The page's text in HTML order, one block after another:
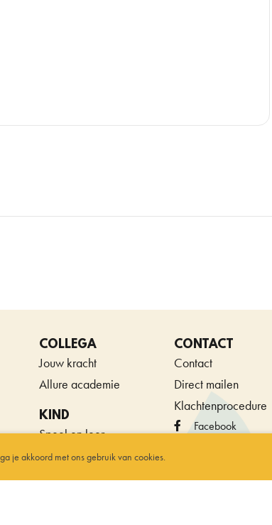
COLLEGA
Jouw kracht
Allure academie
KIND
Speel en leer
CONTACT
Contact
Direct mailen
Klachtenprocedure
Facebook
je akkoord met ons gebruik van cookies.